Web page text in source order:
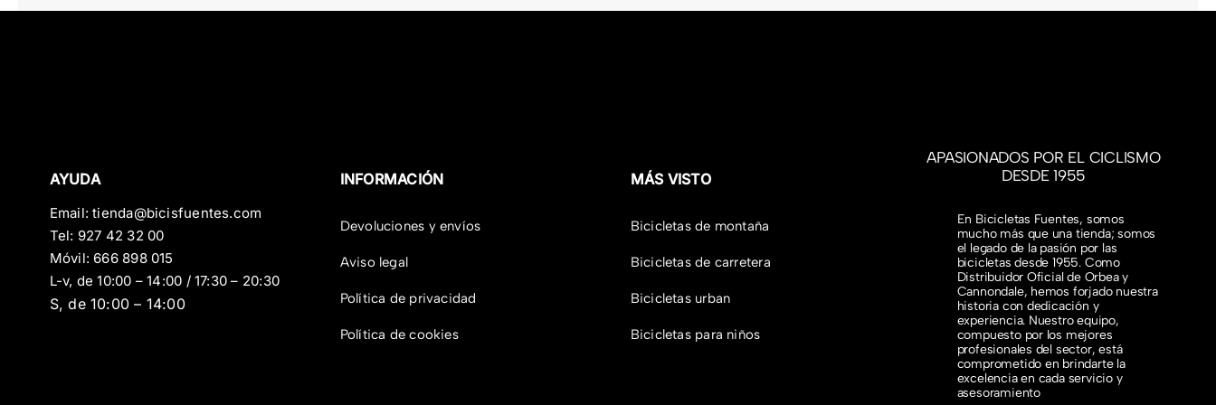
AYUDA
Email:tienda@bicisfuentes.com
Tel: 927 42 32 00
Móvil: 666 898 015
L-v, de 10:00 – 14:00 / 17:30 – 20:30
S, de 10:00 – 14:00
INFORMACIÓN
Devoluciones y envíos
Aviso legal
Política de privacidad
Política de cookies
MÁS VISTO
Bicicletas de montaña
Bicicletas de carretera
Bicicletas urban
Bicicletas para niños
APASIONADOS POR EL CICLISMO
DESDE 1955
En Bicicletas Fuentes, somos
mucho más que una tienda; somos
el legado de la pasión por las
bicicletas desde 1955. Como
Distribuidor Oficial de Orbea y
Cannondale, hemos forjado nuestra
historia con dedicación y
experiencia. Nuestro equipo,
compuesto por los mejores
profesionales del sector, está
comprometido en brindarte la
excelencia en cada servicio y
asesoramiento